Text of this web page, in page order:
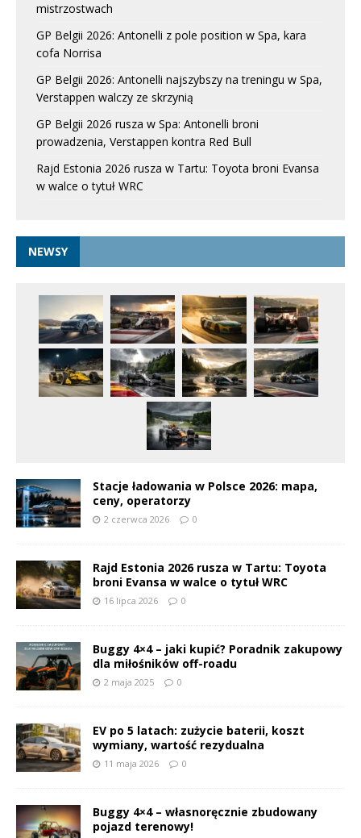
mistrzostwach
GP Belgii 2026: Antonelli z pole position w Spa, kara
cofa Norrisa
GP Belgii 2026: Antonelli najszybszy na treningu w Spa,
Verstappen walczy ze skrzynią
GP Belgii 2026 rusza w Spa: Antonelli broni
prowadzenia, Verstappen kontra Red Bull
Rajd Estonia 2026 rusza w Tartu: Toyota broni Evansa
w walce o tytuł WRC
NEWSY
Stacje ładowania w Polsce 2026: mapa,
ceny, operatorzy
2 czerwca 2026 0
Rajd Estonia 2026 rusza w Tartu: Toyota
broni Evansa w walce o tytuł WRC
16 lipca 2026 0
Buggy 4×4 – jaki kupić? Poradnik zakupowy
dla miłośników off-roadu
2 maja 2025 0
EV po 5 latach: zużycie baterii, koszt
wymiany, wartość rezydualna
11 maja 2026 0
Buggy 4×4 – własnoręcznie zbudowany
pojazd terenowy!